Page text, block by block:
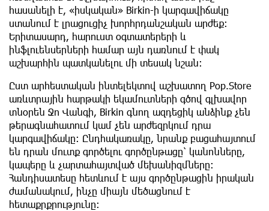
հասանելի է, «իսկական» Birkin-ի կարգավիճակը
ստանում է լրացուցիչ խորհրդանշական արժեք:
Երիտասարդ, հարուստ օգտատերերի և
ինֆլուենսերների համար այն դառնում է փակ
աշխարհին պատկանելու մի տեսակ նշան։
Ըստ արհեստական ​​ինտելեկտով աշխատող Pop.Store
առևտրային հարթակի եկամուտների գծով գլխավոր
տնօրեն Ջո Վանգի, Birkin գնող ազդեցիկ անձինք չեն
թերագնահատում կամ չեն արժեզրկում դրա
կարգավիճակը: Ընդհակառակը, նրանք բացահայտում
են դրան մուտք գործելու գործընթացը՝ կանոնները,
կապերը և չարտահայտված մեխանիզմները:
Հանդիսատեսը հետևում է այս գործընթացին իրական
ժամանակում, ինչը միայն մեծացնում է
հետաքրքրությունը։